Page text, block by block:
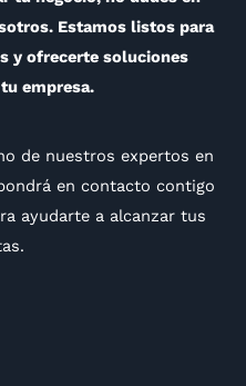
Estamos listos para
y ofrecerte soluciones
empresa.
de nuestros expertos en
en contacto contigo
ayudarte a alcanzar tus